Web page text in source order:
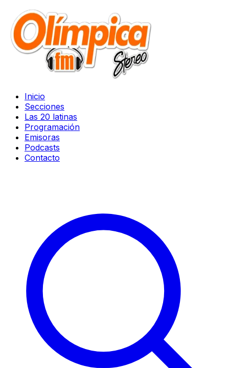
Inicio
Secciones
Las 20 latinas
Programación
Emisoras
Podcasts
Contacto